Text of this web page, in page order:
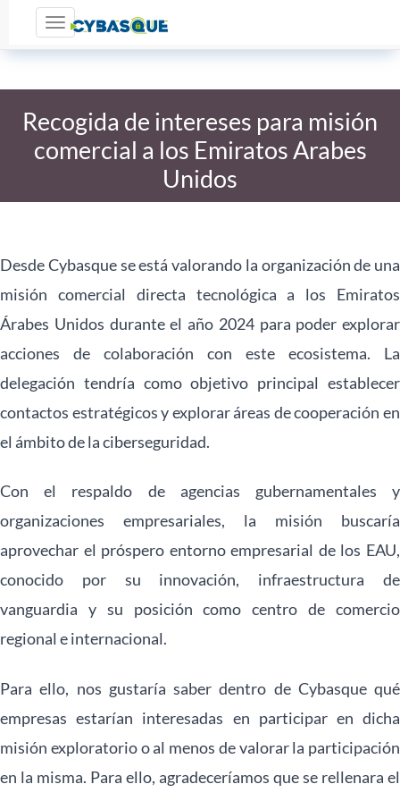
Toggle navigation
Recogida de intereses para misión
comercial a los Emiratos Arabes
Unidos
Desde Cybasque se está valorando la organización de una
misión comercial directa tecnológica a los Emiratos
Árabes Unidos durante el año 2024 para poder explorar
acciones de colaboración con este ecosistema. La
delegación tendría como objetivo principal establecer
contactos estratégicos y explorar áreas de cooperación en
el ámbito de la ciberseguridad.
Con el respaldo de agencias gubernamentales y
organizaciones empresariales, la misión buscaría
aprovechar el próspero entorno empresarial de los EAU,
conocido por su innovación, infraestructura de
vanguardia y su posición como centro de comercio
regional e internacional.
Para ello, nos gustaría saber dentro de Cybasque qué
empresas estarían interesadas en participar en dicha
misión exploratorio o al menos de valorar la participación
en la misma. Para ello, agradeceríamos que se rellenara el